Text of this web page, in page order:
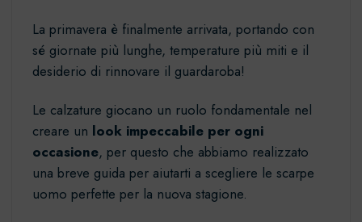
La primavera è finalmente arrivata, portando con
sé giornate più lunghe, temperature più miti e il
desiderio di rinnovare il guardaroba!
Le calzature giocano un ruolo fondamentale nel
creare un look impeccabile per ogni
occasione, per questo che abbiamo realizzato
una breve guida per aiutarti a scegliere le scarpe
uomo perfette per la nuova stagione.